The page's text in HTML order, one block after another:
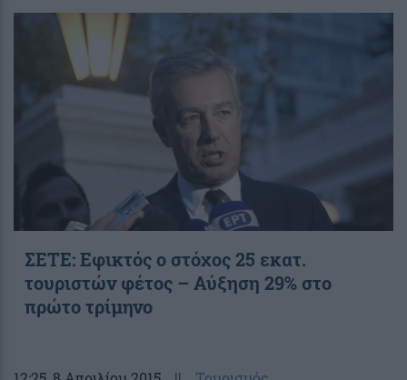
ΣΕΤΕ: Εφικτός ο στόχος 25 εκατ.
τουριστών φέτος – Αύξηση 29% στο
πρώτο τρίμηνο